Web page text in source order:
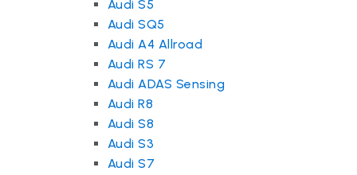
Audi S5
Audi SQ5
Audi A4 Allroad
Audi RS 7
Audi ADAS Sensing
Audi R8
Audi S8
Audi S3
Audi S7